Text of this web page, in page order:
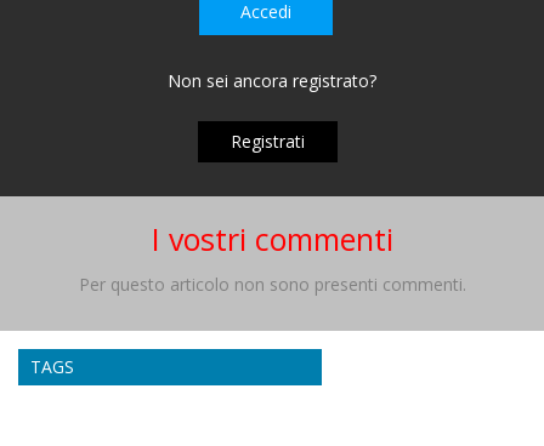
Accedi
Non sei ancora registrato?
Registrati
I vostri commenti
Per questo articolo non sono presenti commenti.
TAGS